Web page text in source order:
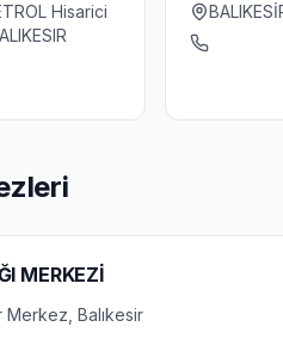
Hisarici
MERKEZİ
Merkez, Balıkesir